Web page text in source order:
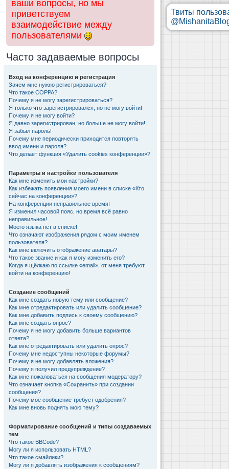
ваши вопросы, но мы
приветствуем
взаимодействие между
пользователями
Часто задаваемые вопросы
Вход на конференцию и регистрация
Зачем мне нужно регистрироваться?
Что такое COPPA?
Почему я не могу зарегистрироваться?
Я только что зарегистрировался, но не могу войти!
Почему я не могу войти?
Я давно зарегистрирован, но больше не могу войти!
Я забыл пароль!
Почему мне периодически приходится повторять
ввод имени и пароля?
Что делает функция «Удалить cookies конференции»?
Параметры и настройки пользователя
Как мне изменить мои настройки?
Как избежать появления моего имени в списке «Кто
сейчас на конференции»?
На конференции неправильное время!
Я изменил часовой пояс, но время всё равно
неправильное!
Моего языка нет в списке!
Что означают изображения рядом с моим именем
пользователя?
Как мне включить отображение аватары?
Что такое звание и как я могу изменить его?
Когда я щёлкаю по ссылке «email», от меня требуют
войти на конференцию!
Создание сообщений
Как мне создать новую тему или сообщение?
Как мне отредактировать или удалить сообщение?
Как мне добавить подпись к своему сообщению?
Как мне создать опрос?
Почему я не могу добавить больше вариантов
ответа?
Как мне отредактировать или удалить опрос?
Почему мне недоступны некоторые форумы?
Почему я не могу добавлять вложения?
Почему я получил предупреждение?
Как мне пожаловаться на сообщения модератору?
Что означает кнопка «Сохранить» при создании
сообщения?
Почему моё сообщение требует одобрения?
Как мне вновь поднять мою тему?
Форматирование сообщений и типы создаваемых
тем
Что такое BBCode?
Могу ли я использовать HTML?
Что такое смайлики?
Могу ли я добавлять изображения к сообщениям?
Твиты